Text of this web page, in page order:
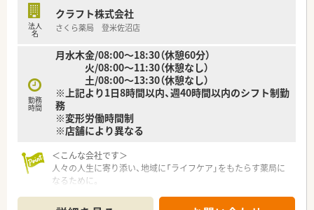
安心して飛び込める体制が整備されています。
全店舗で地域連携薬局を目指している地域に根差した調剤薬局
がん診療連携拠点病院等との密な連携を行いつつ、より高度な薬
学管理や、
高い専門性が求められる特殊な調剤に対応できる専門医療機関
連携薬局も取得しています。
本社から業界動向などの情報が常に発信されており、患者様や医
ている理由の1つです。
★安心して働ける環境と福利厚生制度
年間休日が「126日相当時間」と業界トップクラスのさくら薬局
では産休・育休の希望取得率も100％！長く働き続けるための環
法人
名
クラフト株式会社
さくら薬局 登米佐沼店
勤務
時間
月水木金/08:00～18:30（休憩60分）
火/08:00～11:30（休憩なし）
土/08:00～13:30（休憩なし）
※上記より1日8時間以内、週40時間以内のシフト制勤
務
※変形労働時間制
※店舗により異なる
＜こんな会社です＞
人々の人生に寄り添い、地域に「ライフケア」をもたらす薬局に
なるために。
りひとりの人生に寄り添い、質の高い医療サービスを届ける薬剤